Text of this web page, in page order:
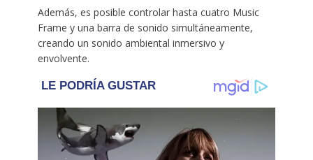
Además, es posible controlar hasta cuatro Music
Frame y una barra de sonido simultáneamente,
creando un sonido ambiental inmersivo y
envolvente.